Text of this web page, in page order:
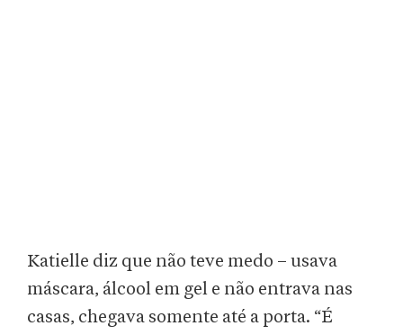
Katielle diz que não teve medo – usava
máscara, álcool em gel e não entrava nas
casas, chegava somente até a porta. “É